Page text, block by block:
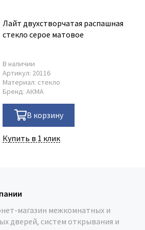
Лайт двухстворчатая распашная
стекло серое матовое
В наличии
Артикул: 20116
Материал: стекло
Бренд:АКМА
В корзину
Купить в 1 клик
магазин межкомнатных и
дверей, систем открывания и